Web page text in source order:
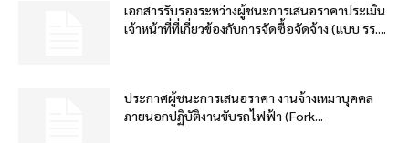
เอกสารรับรองระหว่างผู้ชนะการเสนอราคาประเมิน
เจ้าหน้าที่ที่เกี่ยวข้องกับการจัดซื้อจัดจ้าง (แบบ รร....
ประกาศผู้ชนะการเสนอราคา งานจ้างเหมาบุคคล
ภายนอกปฏิบัติงานขับรถไฟฟ้า (Fork...